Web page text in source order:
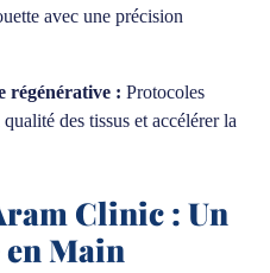
avec une précision
régénérative : Protocoles
des tissus et accélérer la
Clinic : Un
Main